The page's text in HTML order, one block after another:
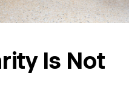
Is Not